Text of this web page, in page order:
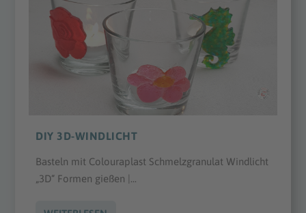
DIY 3D-WINDLICHT
Basteln mit Colouraplast Schmelzgranulat Windlicht
„3D“ Formen gießen |...